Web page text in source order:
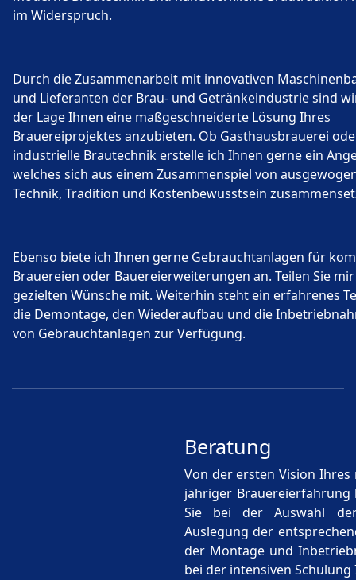
im Widerspruch.
Durch die Zusammenarbeit mit innovativen
und Lieferanten der Brau- und Getränkeindustrie sind
der Lage Ihnen eine maßgeschneiderte Lösung Ihres
Brauereiprojektes anzubieten. Ob Gasthausbrauerei
industrielle Brautechnik erstelle ich Ihnen gerne ein
welches sich aus einem Zusammenspiel von
Technik, Tradition und Kostenbewusstsein
Ebenso biete ich Ihnen gerne Gebrauchtanlagen für
Brauereien oder Bauereierweiterungen an. Teilen Sie
gezielten Wünsche mit. Weiterhin steht ein erfahrenes
die Demontage, den Wiederaufbau und die
von Gebrauchtanlagen zur Verfügung.
Beratung
Von der ersten Vision
jähriger
Sie bei der Auswahl
Auslegung der
der Montage und
bei der intensiven